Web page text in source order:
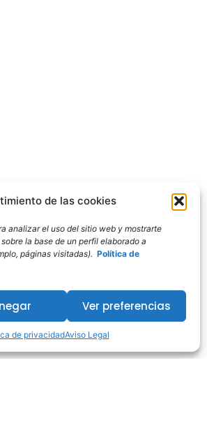
de las cookies
analizar el uso del sitio web y mostrarte
la base de un perfil elaborado a
páginas visitadas). Política de
Ver preferencias
de privacidadAviso Legal